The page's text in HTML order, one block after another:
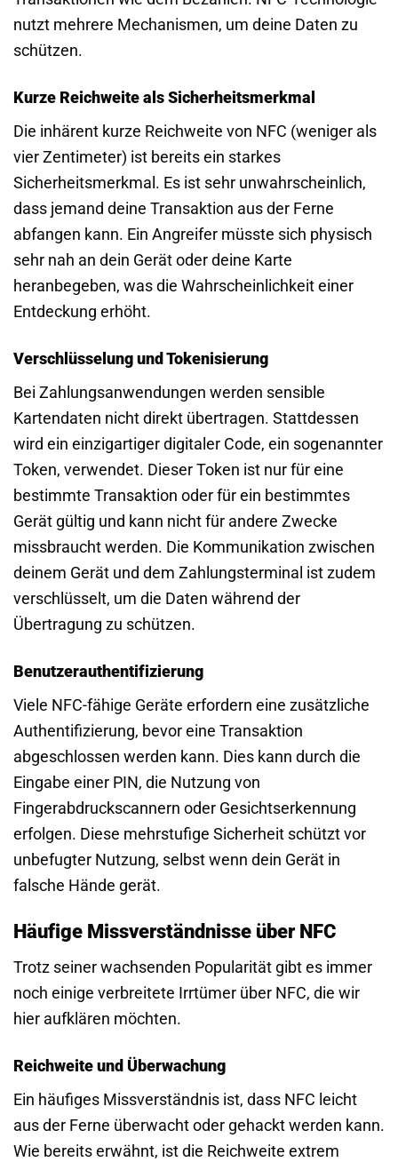
nutzt mehrere Mechanismen, um deine Daten zu
schützen.
Kurze Reichweite als Sicherheitsmerkmal
Die inhärent kurze Reichweite von NFC (weniger als
vier Zentimeter) ist bereits ein starkes
Sicherheitsmerkmal. Es ist sehr unwahrscheinlich,
dass jemand deine Transaktion aus der Ferne
abfangen kann. Ein Angreifer müsste sich physisch
sehr nah an dein Gerät oder deine Karte
heranbegeben, was die Wahrscheinlichkeit einer
Entdeckung erhöht.
Verschlüsselung und Tokenisierung
Bei Zahlungsanwendungen werden sensible
Kartendaten nicht direkt übertragen. Stattdessen
wird ein einzigartiger digitaler Code, ein sogenannter
Token, verwendet. Dieser Token ist nur für eine
bestimmte Transaktion oder für ein bestimmtes
Gerät gültig und kann nicht für andere Zwecke
missbraucht werden. Die Kommunikation zwischen
deinem Gerät und dem Zahlungsterminal ist zudem
verschlüsselt, um die Daten während der
Übertragung zu schützen.
Benutzerauthentifizierung
Viele NFC-fähige Geräte erfordern eine zusätzliche
Authentifizierung, bevor eine Transaktion
abgeschlossen werden kann. Dies kann durch die
Eingabe einer PIN, die Nutzung von
Fingerabdruckscannern oder Gesichtserkennung
erfolgen. Diese mehrstufige Sicherheit schützt vor
unbefugter Nutzung, selbst wenn dein Gerät in
falsche Hände gerät.
Häufige Missverständnisse über NFC
Trotz seiner wachsenden Popularität gibt es immer
noch einige verbreitete Irrtümer über NFC, die wir
hier aufklären möchten.
Reichweite und Überwachung
Ein häufiges Missverständnis ist, dass NFC leicht
aus der Ferne überwacht oder gehackt werden kann.
Wie bereits erwähnt, ist die Reichweite extrem